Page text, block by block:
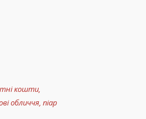
кошти,
обличчя, піар